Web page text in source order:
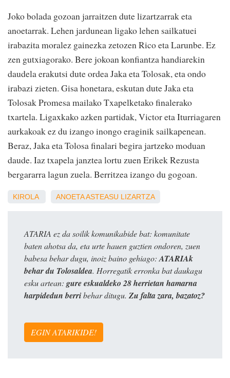
Joko bolada gozoan jarraitzen dute lizartzarrak eta
anoetarrak. Lehen jardunean ligako lehen sailkatuei
irabazita moralez gainezka zetozen Rico eta Larunbe. Ez
zen gutxiagorako. Bere jokoan konfiantza handiarekin
daudela erakutsi dute ordea Jaka eta Tolosak, eta ondo
irabazi zieten. Gisa honetara, eskutan dute Jaka eta
Tolosak Promesa mailako Txapelketako finalerako
txartela. Ligaxkako azken partidak, Victor eta Iturriagaren
aurkakoak ez du izango inongo eraginik sailkapenean.
Beraz, Jaka eta Tolosa finalari begira jartzeko moduan
daude. Iaz txapela janztea lortu zuen Erikek Rezusta
bergararra lagun zuela. Berritzea izango du gogoan.
KIROLA ANOETAASTEASU LIZARTZA
ATARIA ez da soilik komunikabide bat: komunitate
baten ahotsa da, eta urte hauen guztien ondoren, zuen
babesa behar dugu, inoiz baino gehiago: ATARIAk
behar du Tolosaldea. Horregatik erronka bat daukagu
esku artean: gure eskualdeko 28 herrietan hamarna
harpidedun berribehar ditugu. Zu falta zara, bazatoz?
EGIN ATARIKIDE!